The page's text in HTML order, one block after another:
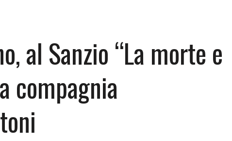
al Sanzio “La morte e
compagnia